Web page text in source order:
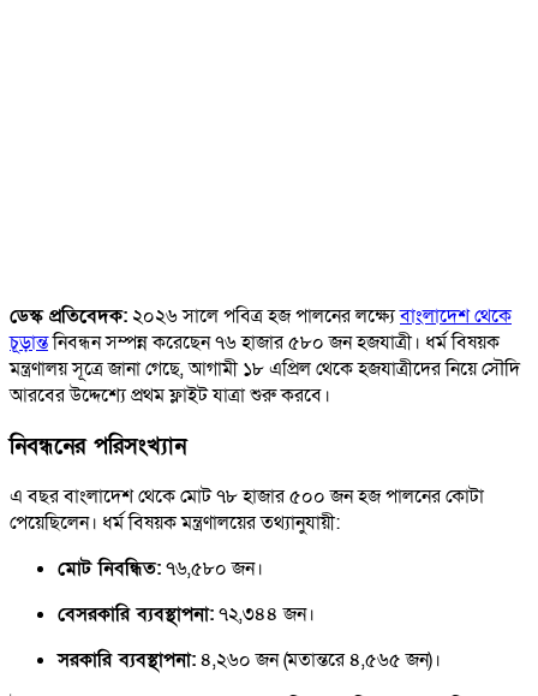
ডেস্ক প্রতিবেদক:২০২৬ সালে পবিত্র হজ পালনের লক্ষ্যেবাংলাদেশ থেকে
চূড়ান্তনিবন্ধন সম্পন্ন করেছেন ৭৬ হাজার ৫৮০ জন হজযাত্রী। ধর্ম বিষয়ক
মন্ত্রণালয় সূত্রে জানা গেছে, আগামী ১৮ এপ্রিল থেকে হজযাত্রীদের নিয়ে সৌদি
আরবের উদ্দেশ্যে প্রথম ফ্লাইট যাত্রা শুরু করবে।
নিবন্ধনের পরিসংখ্যান
এ বছর বাংলাদেশ থেকে মোট ৭৮ হাজার ৫০০ জন হজ পালনের কোটা
পেয়েছিলেন। ধর্ম বিষয়ক মন্ত্রণালয়ের তথ্যানুযায়ী:
মোট নিবন্ধিত:৭৬,৫৮০ জন।
বেসরকারি ব্যবস্থাপনা:৭২,৩৪৪ জন।
সরকারি ব্যবস্থাপনা:৪,২৬০ জন (মতান্তরে ৪,৫৬৫ জন)।